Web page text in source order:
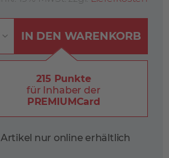
IN DEN WARENKORB
215 Punkte
für Inhaber der
PREMIUMCard
Artikel nur online erhältlich